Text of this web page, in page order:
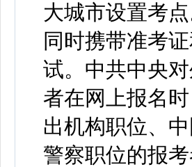
大城市设置考
同时携带准考
试。中共中央
者在网上报名
出机构职位、
警察职位的报